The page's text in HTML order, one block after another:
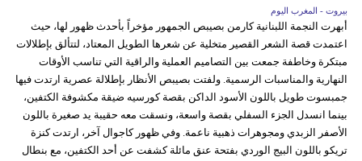
بيروت - المغرب اليوم
أبهرت النجمة اللبنانية كارمن بصيبص الجمهور مؤخراً بأحدث ظهور لها، حيث
اعتمدت قصة الشعر القصير متخلية عن شعرها الطويل المعتاد، لتتألق بإطلالات
مبتكرة وخاطفة جمعت بين التصاميم العملية والراقية التي تناسب الأوقات
النهارية والمناسبات الرسمية. ولفتت بصيبص الأنظار بإطلالة عصرية ارتدت فيها
جمبسوت طويل باللون الأسود الداكن بقصة كورسيه ضيقة مكشوفة الكتفين،
بينما انسدل الجزء السفلي بقصة واسعة، ونسقت معه حقيبة يد صغيرة باللون
الأصفر الزبدي ومجوهرات ذهبية ناعمة. وفي ظهور كاجوال آخر، ارتدت كنزة
تريكو باللون البيج الوردي بفتحة عنق مائلة كشفت عن أحد الكتفين، مع بنطال